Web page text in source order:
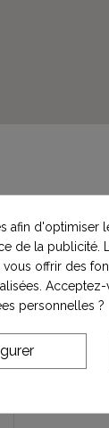
afin d'optimiser
de la publicité.
offrir des
personnelles ?